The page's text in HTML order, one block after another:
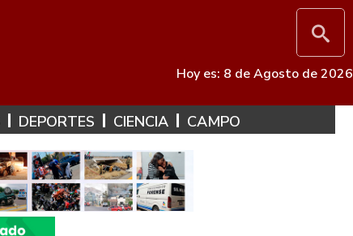
Hoy es: 8 de Agosto de 2026
DEPORTES CIENCIA CAMPO